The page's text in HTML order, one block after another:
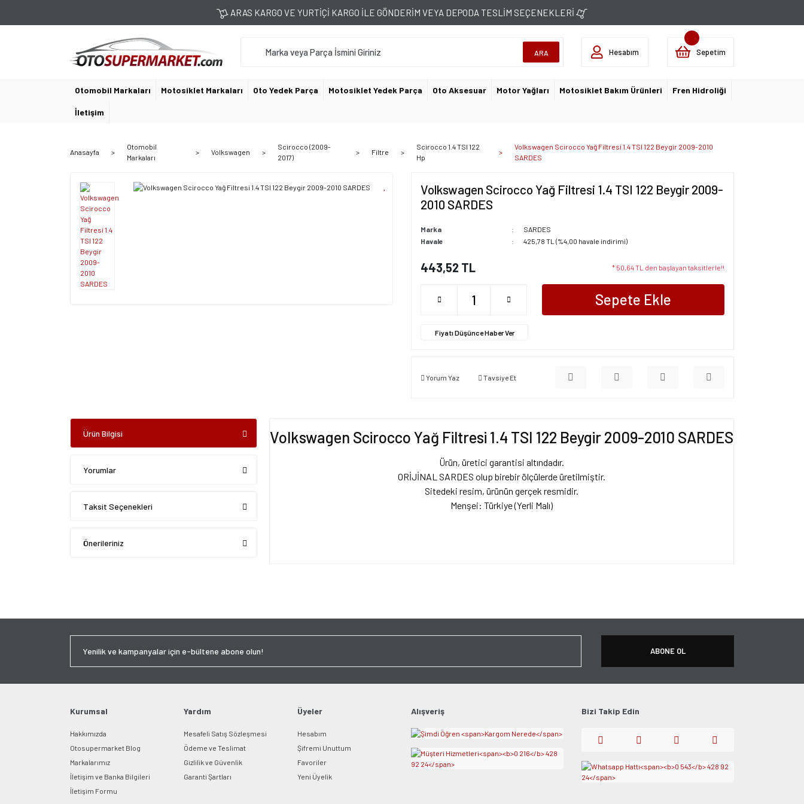
ARAS KARGO VE YURTİÇİ KARGO İLE GÖNDERİM VEYA DEPODA TESLİM SEÇENEKLERİ
ARA Hesabım Sepetim
Otomobil Markaları Motosiklet Markaları Oto Yedek Parça Motosiklet Yedek Parça Oto Aksesuar Motor Yağları Motosiklet Bakım Ürünleri Fren Hidroliği
İletişim
Anasayfa
Otomobil
Markaları
Volkswagen
Scirocco (2009-
2017)
Filtre
Scirocco 1.4 TSI 122
Hp
Volkswagen Scirocco Yağ Filtresi 1.4 TSI 122 Beygir 2009-2010
SARDES
Volkswagen Scirocco Yağ Filtresi 1.4 TSI 122 Beygir 2009-
2010 SARDES
Marka
SARDES
Havale
425,78 TL (%4,00 havale indirimi)
443,52 TL * 50,64 TL den başlayan taksitlerle!!
Sepete Ekle
Fiyatı Düşünce Haber Ver
Yorum Yaz Tavsiye Et
Ürün Bilgisi
Yorumlar
Taksit Seçenekleri
Önerileriniz
Volkswagen Scirocco Yağ Filtresi 1.4 TSI 122 Beygir 2009-2010 SARDES
Ürün, üretici garantisi altındadır.
ORİJİNAL SARDES olup birebir ölçülerde üretilmiştir.
Sitedeki resim, ürünün gerçek resmidir.
Menşei: Türkiye (Yerli Malı)
Gönder
ABONE OL
Kurumsal
Hakkımızda
Otosupermarket Blog
Markalarımız
İletişim ve Banka Bilgileri
İletişim Formu
Yardım
Mesafeli Satış Sözleşmesi
Ödeme ve Teslimat
Gizlilik ve Güvenlik
Garanti Şartları
Üyeler
Hesabım
Şifremi Unuttum
Favoriler
Yeni Üyelik
Alışveriş Bizi Takip Edin